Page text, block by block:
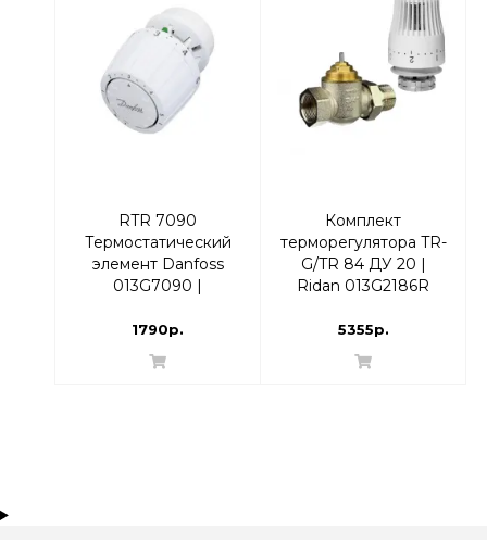
RTR 7090
Термостатический
элемент Danfoss
013G7090 |
1790р.
Комплект
терморегулятора TR-
G/TR 84 ДУ 20 |
Ridan 013G2186R
5355р.